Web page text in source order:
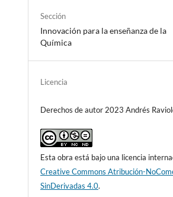
Sección
Innovación para la enseñanza de la
Química
Licencia
Derechos de autor 2023 Andrés
Esta obra está bajo una licencia
Creative Commons Atribución-
SinDerivadas 4.0.